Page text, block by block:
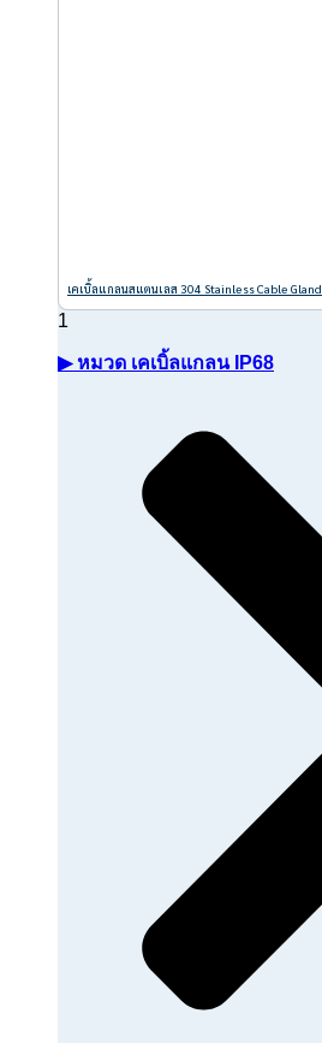
เคเบิ้ลแกลนสแตนเลส 304 Stainless Cable Gland
▶ หมวด เคเบิ้ลแกลน IP68